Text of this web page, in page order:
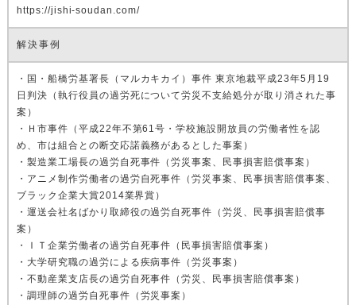
https://jishi-soudan.com/
解決事例
・国・船橋労基署長（マルカキカイ）事件 東京地裁平成23年5月19
日判決（執行役員の過労死について労災不支給処分が取り消された事
案）
・Ｈ市事件（平成22年不第61号・学校施設開放員の労働者性を認
め、市は組合との断交応諾義務があるとした事案）
・製造業工場長の過労自死事件（労災事案、民事損害賠償事案）
・アニメ制作労働者の過労自死事件（労災事案、民事損害賠償事案、
ブラック企業大賞2014業界賞）
・運送会社名ばかり取締役の過労自死事件（労災、民事損害賠償事
案）
・ＩＴ企業労働者の過労自死事件（民事損害賠償事案）
・大学研究職の過労による疾病事件（労災事案）
・不動産業支店長の過労自死事件（労災、民事損害賠償事案）
・調理師の過労自死事件（労災事案）